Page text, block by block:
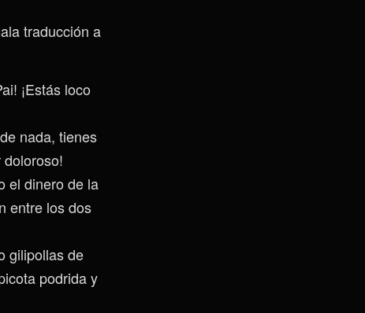
traducción a
¡Estás loco
nada, tienes
el dinero de la
entre los dos
gilipollas de
podrida y